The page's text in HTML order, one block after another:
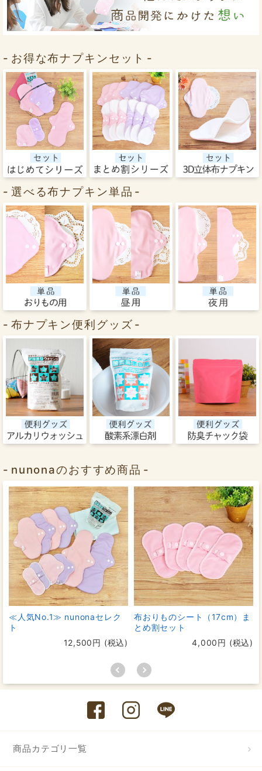
お得な布ナプキンセット
選べる布ナプキン単品
布ナプキン便利グッズ
nunonaのおすすめ商品
≪人気No.1≫ nunonaセレク
ト
12,500円 (税込)
布おりものシート（17cm）ま
とめ割セット
4,000円 (税込)
商品カテゴリ一覧